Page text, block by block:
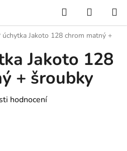
Hledat
KOŠÍK
úchytka Jakoto 128 chrom matný +
Jakoto 128
+ šroubky
hodnocení